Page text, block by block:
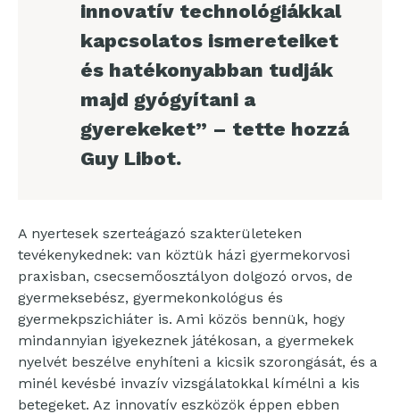
innovatív technológiákkal
kapcsolatos ismereteiket
és hatékonyabban tudják
majd gyógyítani a
gyerekeket” – tette hozzá
Guy Libot.
A nyertesek szerteágazó szakterületeken
tevékenykednek: van köztük házi gyermekorvosi
praxisban, csecsemőosztályon dolgozó orvos, de
gyermeksebész, gyermekonkológus és
gyermekpszichiáter is. Ami közös bennük, hogy
mindannyian igyekeznek játékosan, a gyermekek
nyelvét beszélve enyhíteni a kicsik szorongását, és a
minél kevésbé invazív vizsgálatokkal kímélni a kis
betegeket. Az innovatív eszközök éppen ebben